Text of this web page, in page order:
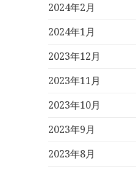
2024年2月
2024年1月
2023年12月
2023年11月
2023年10月
2023年9月
2023年8月